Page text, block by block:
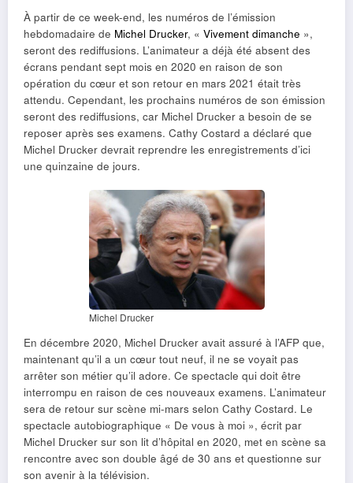
À partir de ce week-end, les numéros de l’émission
hebdomadaire de Michel Drucker, « Vivement dimanche »,
seront des rediffusions. L’animateur a déjà été absent des
écrans pendant sept mois en 2020 en raison de son
opération du cœur et son retour en mars 2021 était très
attendu. Cependant, les prochains numéros de son émission
seront des rediffusions, car Michel Drucker a besoin de se
reposer après ses examens. Cathy Costard a déclaré que
Michel Drucker devrait reprendre les enregistrements d’ici
une quinzaine de jours.
Michel Drucker
En décembre 2020, Michel Drucker avait assuré à l’AFP que,
maintenant qu’il a un cœur tout neuf, il ne se voyait pas
arrêter son métier qu’il adore. Ce spectacle qui doit être
interrompu en raison de ces nouveaux examens. L’animateur
sera de retour sur scène mi-mars selon Cathy Costard. Le
spectacle autobiographique « De vous à moi », écrit par
Michel Drucker sur son lit d’hôpital en 2020, met en scène sa
rencontre avec son double âgé de 30 ans et questionne sur
son avenir à la télévision.